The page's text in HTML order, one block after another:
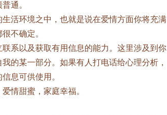
通。
活环境之中，也就是说在爱情方面你将充满
不确定。
系以及获取有用信息的能力。这里涉及到你
的某一部分。如果有人打电话给心理分析，
息可供使用。
情甜蜜，家庭幸福。